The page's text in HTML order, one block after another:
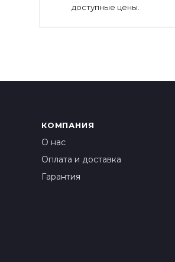
доступные цены.
КОМПАНИЯ
О нас
Оплата и доставка
Гарантия